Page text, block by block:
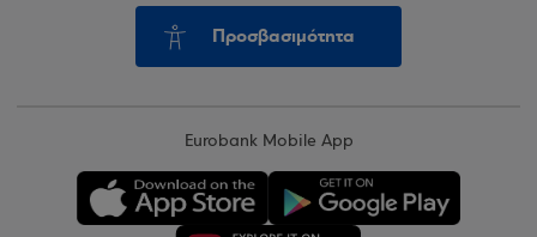
Προσβασιμότητα
Eurobank Mobile App